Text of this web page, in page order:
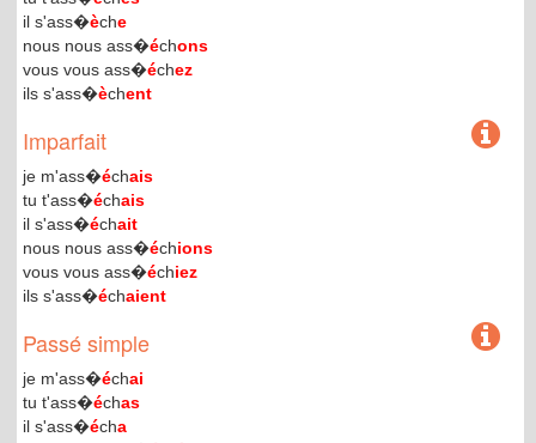
il s'ass�èche
nous nous ass�échons
vous vous ass�échez
ils s'ass�èchent
Imparfait
je m'ass�échais
tu t'ass�échais
il s'ass�échait
nous nous ass�échions
vous vous ass�échiez
ils s'ass�échaient
Passé simple
je m'ass�échai
tu t'ass�échas
il s'ass�écha